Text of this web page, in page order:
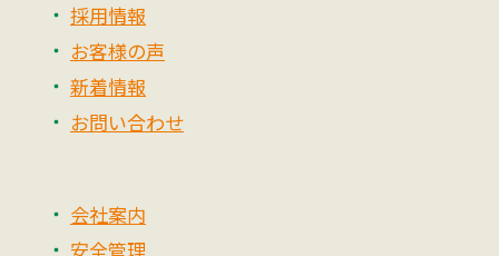
採用情報
お客様の声
新着情報
お問い合わせ
会社案内
安全管理